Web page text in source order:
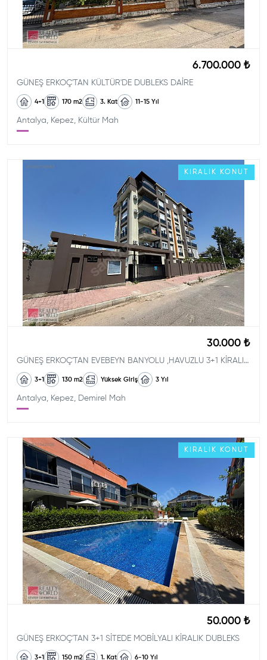
6.700.000 ₺
GÜNEŞ ERKOÇ'TAN KÜLTÜR'DE DUBLEKS DAİRE
4+1 170 m2 3. Kat 11-15 Yıl
Antalya, Kepez, Kültür Mah
KIRALIK KONUT
30.000 ₺
GÜNEŞ ERKOÇ'TAN EVEBEYN BANYOLU ,HAVUZLU 3+1 KİRALIK DAİRE
3+1 130 m2 Yüksek Giriş 3 Yıl
Antalya, Kepez, Demirel Mah
KIRALIK KONUT
50.000 ₺
GÜNEŞ ERKOÇ'TAN 3+1 SİTEDE MOBİLYALI KİRALIK DUBLEKS
3+1 150 m2 1. Kat 6-10 Yıl